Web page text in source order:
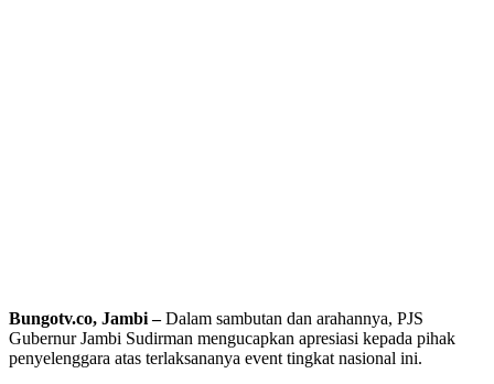
Bungotv.co, Jambi –Dalam sambutan dan arahannya, PJS
Gubernur Jambi Sudirman mengucapkan apresiasi kepada pihak
penyelenggara atas terlaksananya event tingkat nasional ini.